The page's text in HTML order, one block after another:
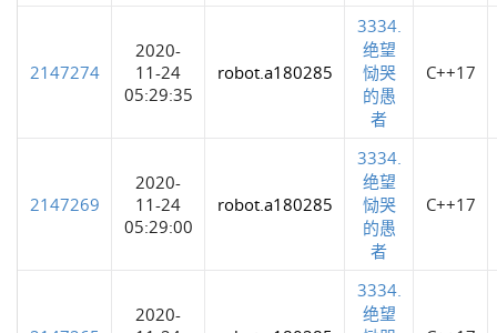
2147274
2020-
11-24
05:29:35
robot.a180285
3334.
绝望
恸哭
的愚
者
C++17
2147269
2020-
11-24
05:29:00
robot.a180285
3334.
绝望
恸哭
的愚
者
C++17
2020-
3334.
绝望